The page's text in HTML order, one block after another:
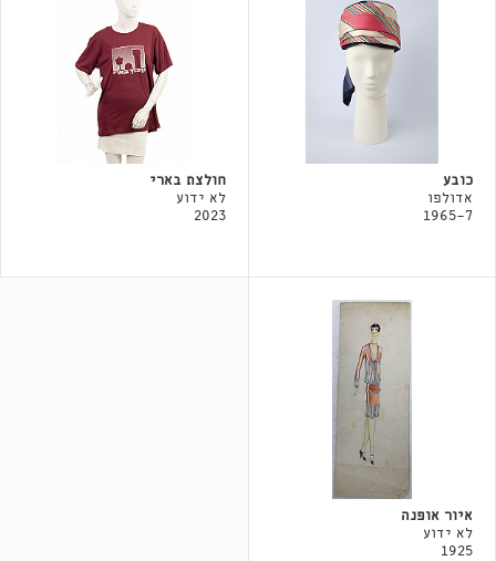
כובע
אדולפו
1965-7
חולצת בארי
לא ידוע
2023
איור אופנה
לא ידוע
1925